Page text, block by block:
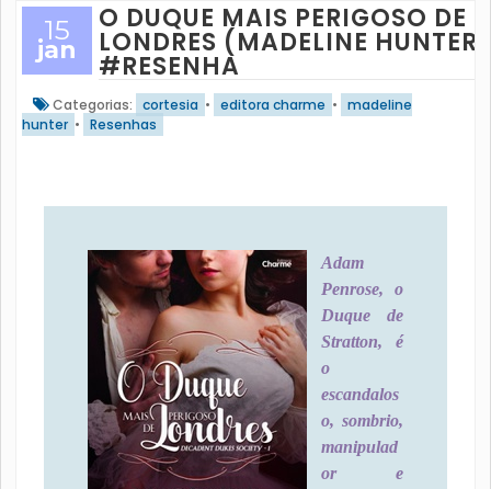
15
jan
O DUQUE MAIS PERIGOSO DE
LONDRES (MADELINE HUNTER)
#RESENHA
Categorias: cortesia • editora charme • madeline
hunter • Resenhas
Adam
Penrose, o
Duque de
Stratton, é
o
escandalos
o, sombrio,
manipulad
or e